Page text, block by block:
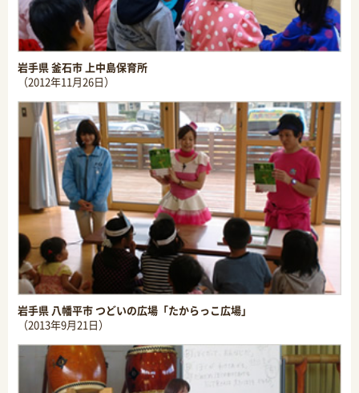
岩手県 釜石市 上中島保育所
（2012年11月26日）
岩手県 八幡平市 つどいの広場「たからっこ広場」
（2013年9月21日）